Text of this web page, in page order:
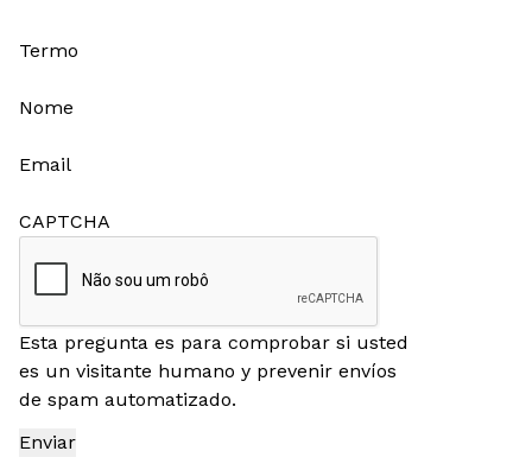
Termo
Nome
Email
CAPTCHA
Esta pregunta es para comprobar si usted
es un visitante humano y prevenir envíos
de spam automatizado.